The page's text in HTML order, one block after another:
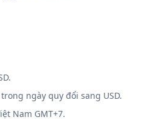
ngày quy đổi sang USD.
Nam GMT+7.